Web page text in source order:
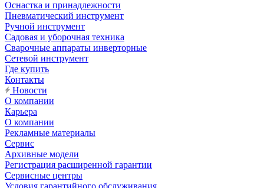
Оснастка и принадлежности
Пневматический инструмент
Ручной инструмент
Садовая и уборочная техника
Сварочные аппараты инверторные
Сетевой инструмент
Где купить
Контакты
Новости
О компании
Карьера
О компании
Рекламные материалы
Сервис
Архивные модели
Регистрация расширенной гарантии
Сервисные центры
Условия гарантийного обслуживания